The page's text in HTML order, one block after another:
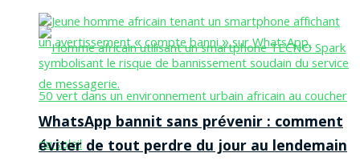
WhatsApp bannit sans prévenir : comment
éviter de tout perdre du jour au lendemain